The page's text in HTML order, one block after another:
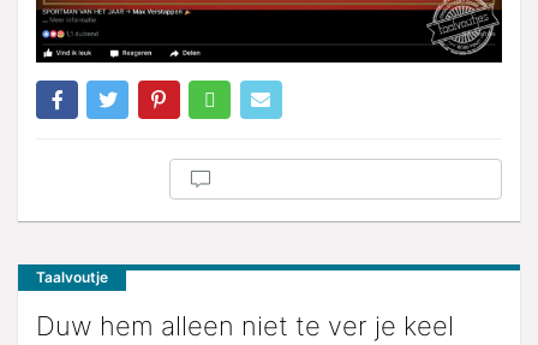
Taalvoutje
Duw hem alleen niet te ver je keel